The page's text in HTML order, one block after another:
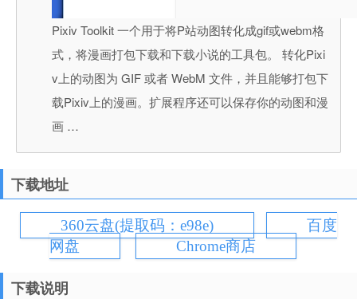
Pixiv Toolkit 一个用于将P站动图转化成gif或webm格
式，将漫画打包下载和下载小说的工具包。 转化Pixi
v上的动图为 GIF 或者 WebM 文件，并且能够打包下
载Pixiv上的漫画。扩展程序还可以保存你的动图和漫
画 …
下载地址
360云盘(提取码：e98e)
百度
网盘
Chrome商店
下载说明